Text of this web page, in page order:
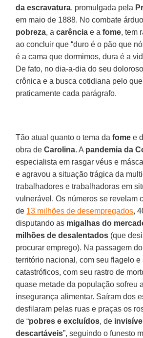
da escravatura, promulgada pela
em maio de 1888. No combate
pobreza, acarência e afome, tem
ao concluir que “duro é o pão que
é a cama que dormimos, dura é a
De fato, no dia-a-dia do seu
crônica e a busca cotidiana pelo
praticamente cada parágrafo.
Tão atual quanto o tema dafome e
obra deCarolina. A pandemia da
especialista em rasgar véus e
e agravou a situação trágica da
trabalhadores e trabalhadoras em
vulnerável. Os números se revelam
de 13 milhões de desempregados,
disputando as migalhas do
milhões de desalentados (que
procurar emprego). Na passagem
território nacional, com seu flagelo e
catastróficos, com seu rastro de
quase metade da população sofreu
insegurança alimentar. Saíram dos
desfilaram pelas ruas e praças os
de “pobres e excluídos, de
descartáveis”, seguindo o funesto